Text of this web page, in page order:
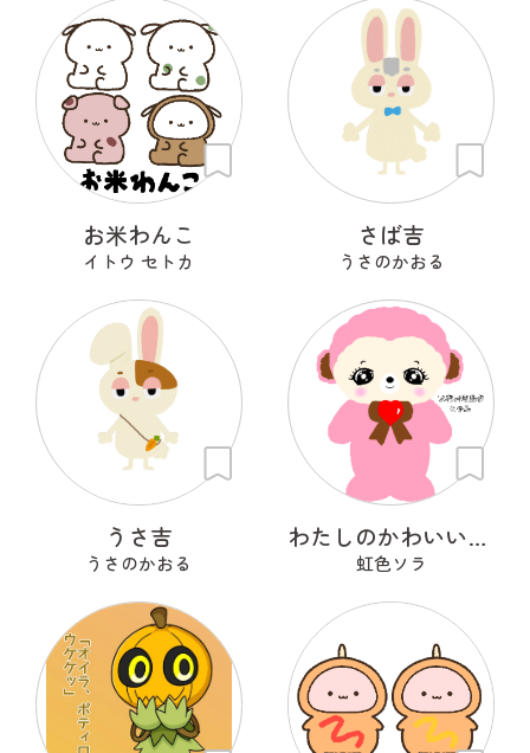
お米わんこ
イトウ セトカ
さば吉
うさのかおる
うさ吉
うさのかおる
わたしのかわいいせかい
虹色ソラ